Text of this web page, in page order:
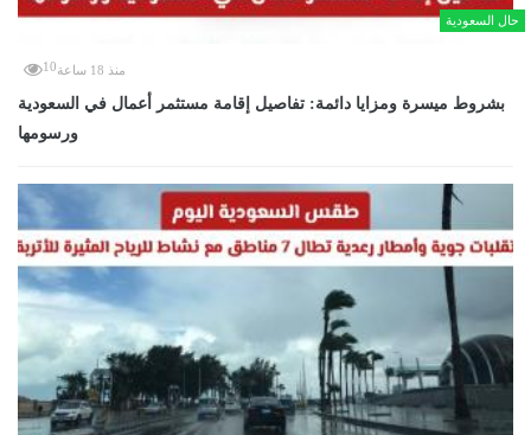
حال السعودية
منذ 18 ساعة 10
بشروط ميسرة ومزايا دائمة: تفاصيل إقامة مستثمر أعمال في السعودية
ورسومها